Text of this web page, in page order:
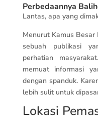
Perbedaannya
Lantas, apa yang
Menurut Kamus
sebuah publikasi
perhatian
memuat informasi
dengan spanduk.
lebih sulit untuk
Lokasi